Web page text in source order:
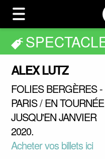
ALEX LUTZ
FOLIES BERGÈRES -
PARIS / EN TOURNÉE
JUSQU'EN JANVIER
2020.
Acheter vos billets ici